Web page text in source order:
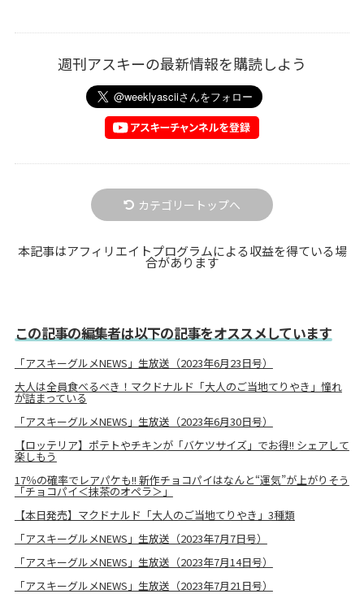
週刊アスキーの最新情報を購読しよう
カテゴリートップへ
本記事はアフィリエイトプログラムによる収益を得ている場
合があります
この記事の編集者は以下の記事をオススメしています
「アスキーグルメNEWS」生放送（2023年6月23日号）
大人は全員食べるべき！マクドナルド「大人のご当地てりやき」憧れ
が詰まっている
「アスキーグルメNEWS」生放送（2023年6月30日号）
【ロッテリア】ポテトやチキンが「バケツサイズ」でお得!! シェアして
楽しもう
17％の確率でレアパケも!! 新作チョコパイはなんと“運気”が上がりそう
「チョコパイ＜抹茶のオペラ＞」
【本日発売】マクドナルド「大人のご当地てりやき」3種類
「アスキーグルメNEWS」生放送（2023年7月7日号）
「アスキーグルメNEWS」生放送（2023年7月14日号）
「アスキーグルメNEWS」生放送（2023年7月21日号）